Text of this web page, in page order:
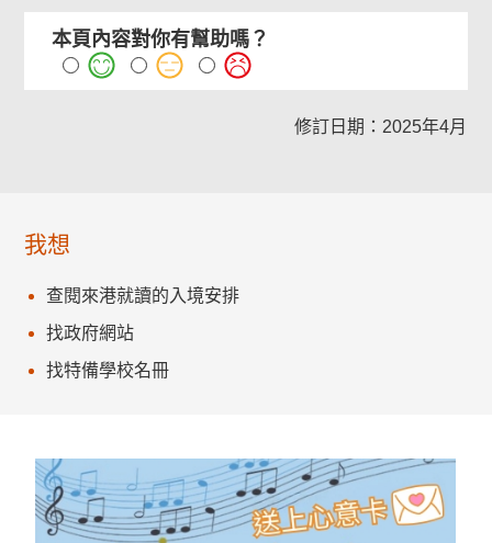
本頁內容對你有幫助嗎？
修訂日期：2025年4月
我想
查閱來港就讀的入境安排
找政府網站
找特備學校名冊